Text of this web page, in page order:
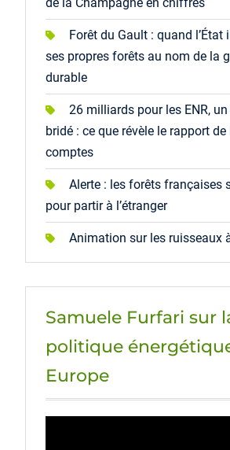
Forêt du Gault : quand l’État
ses propres forêts au nom de la
durable
26 milliards pour les ENR,
bridé : ce que révèle le rapport de
comptes
Alerte : les forêts françaises
pour partir à l’étranger
Animation sur les ruisseaux
Samuele Furfari sur
politique
Europe